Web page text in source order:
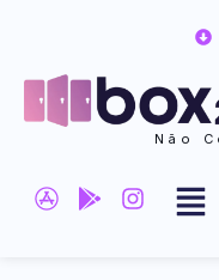
conteúdo
Não